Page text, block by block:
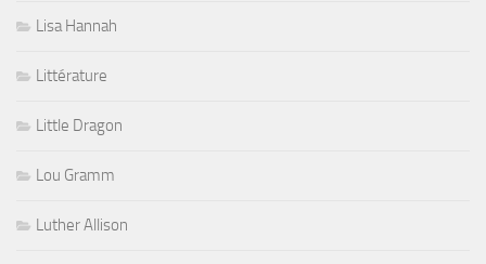
Lisa Hannah
Littérature
Little Dragon
Lou Gramm
Luther Allison